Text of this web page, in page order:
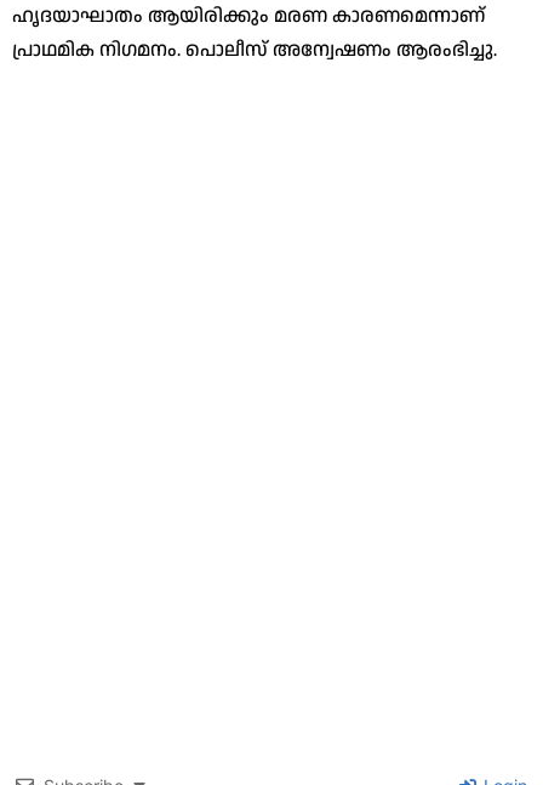
ഹൃദയാഘാതം ആയിരിക്കും മരണ കാരണമെന്നാണ്‌
പ്രാഥമിക നിഗമനം. പൊലീസ്‌ അന്വേഷണം ആരംഭിച്ചു.